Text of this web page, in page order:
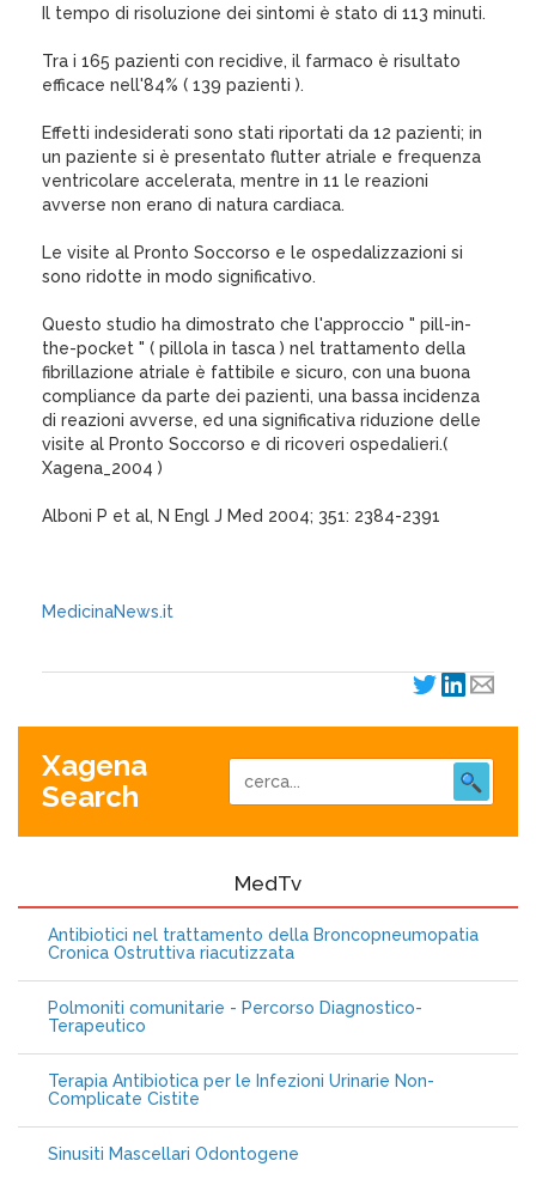
Il tempo di risoluzione dei sintomi è stato di 113 minuti.
Tra i 165 pazienti con recidive, il farmaco è risultato
efficace nell'84% ( 139 pazienti ).
Effetti indesiderati sono stati riportati da 12 pazienti; in
un paziente si è presentato flutter atriale e frequenza
ventricolare accelerata, mentre in 11 le reazioni
avverse non erano di natura cardiaca.
Le visite al Pronto Soccorso e le ospedalizzazioni si
sono ridotte in modo significativo.
Questo studio ha dimostrato che l'approccio " pill-in-
the-pocket " ( pillola in tasca ) nel trattamento della
fibrillazione atriale è fattibile e sicuro, con una buona
compliance da parte dei pazienti, una bassa incidenza
di reazioni avverse, ed una significativa riduzione delle
visite al Pronto Soccorso e di ricoveri ospedalieri.(
Xagena_2004 )
Alboni P et al, N Engl J Med 2004; 351: 2384-2391
MedicinaNews.it
Xagena
Search
MedTv
Antibiotici nel trattamento della Broncopneumopatia
Cronica Ostruttiva riacutizzata
Polmoniti comunitarie - Percorso Diagnostico-
Terapeutico
Terapia Antibiotica per le Infezioni Urinarie Non-
Complicate Cistite
Sinusiti Mascellari Odontogene